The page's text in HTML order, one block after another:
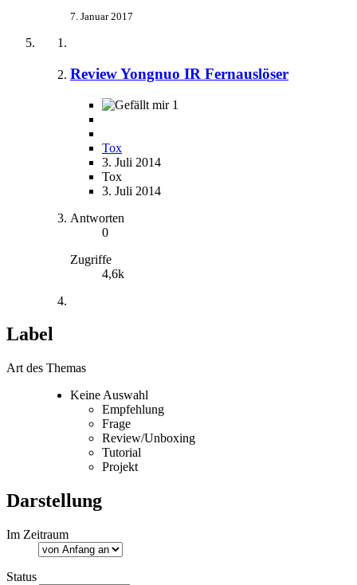
7. Januar 2017
Review Yongnuo IR Fernauslöser
1
Tox
3. Juli 2014
Tox
3. Juli 2014
Antworten
0
Zugriffe
4,6k
Label
Art des Themas
Keine Auswahl
Empfehlung
Frage
Review/Unboxing
Tutorial
Projekt
Darstellung
Im Zeitraum
Status